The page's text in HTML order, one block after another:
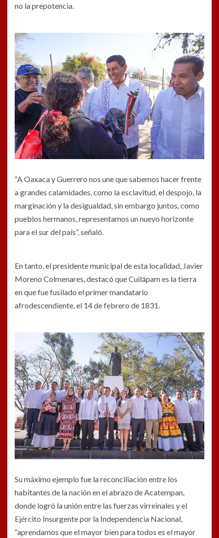
no la prepotencia.
“A Oaxaca y Guerrero nos une que sabemos hacer frente
a grandes calamidades, como la esclavitud, el despojo, la
marginación y la desigualdad, sin embargo juntos, como
pueblos hermanos, representamos un nuevo horizonte
para el sur del país”, señaló.
En tanto, el presidente municipal de esta localidad, Javier
Moreno Colmenares, destacó que Cuilápam es la tierra
en que fue fusilado el primer mandatario
afrodescendiente, el 14 de febrero de 1831.
Su máximo ejemplo fue la reconciliación entre los
habitantes de la nación en el abrazo de Acatempan,
donde logró la unión entre las fuerzas virreinales y el
Ejército Insurgente por la Independencia Nacional,
“aprendamos que el mayor bien para todos es el mayor